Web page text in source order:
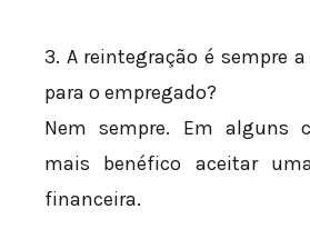
3. A reintegração é sempre
para o empregado?
Nem sempre. Em alguns
mais benéfico aceitar
financeira.